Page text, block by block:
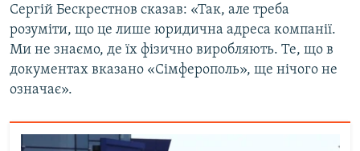
Сергій Бескрестнов сказав: «Так, але треба
розуміти, що це лише юридична адреса компанії.
Ми не знаємо, де їх фізично виробляють. Те, що в
документах вказано «Сімферополь», ще нічого не
означає».